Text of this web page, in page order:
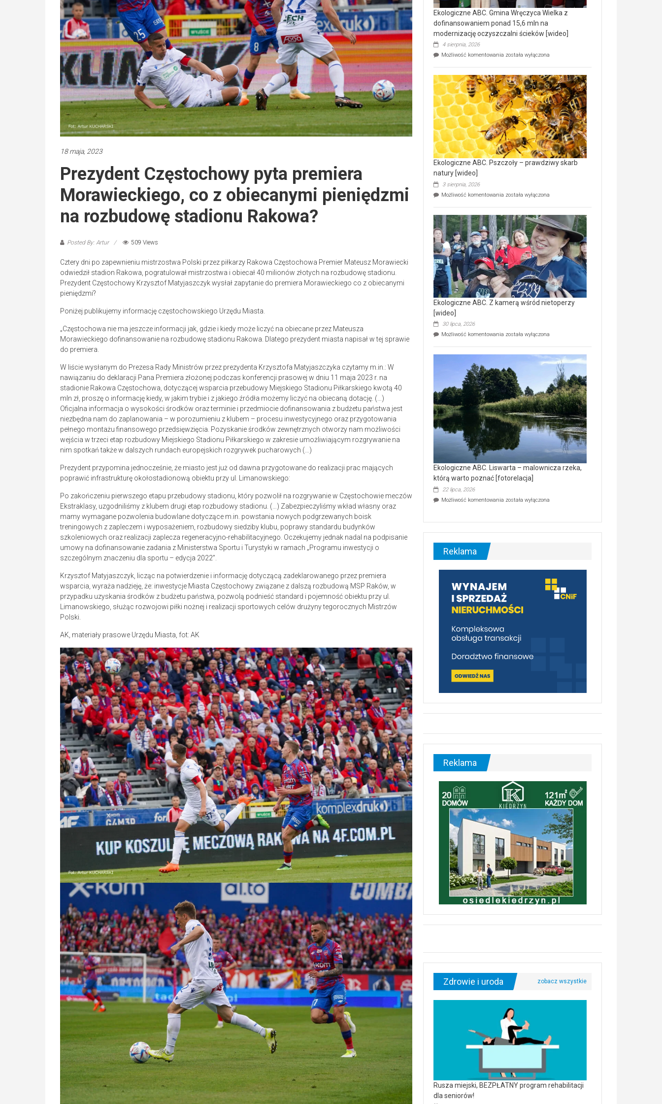
18 maja, 2023
Prezydent Częstochowy pyta premiera
Morawieckiego, co z obiecanymi pieniędzmi
na rozbudowę stadionu Rakowa?
Posted By: Artur 509 Views
Cztery dni po zapewnieniu mistrzostwa Polski przez piłkarzy Rakowa Częstochowa Premier Mateusz Morawiecki
odwiedził stadion Rakowa, pogratulował mistrzostwa i obiecał 40 milionów złotych na rozbudowę stadionu.
Prezydent Częstochowy Krzysztof Matyjaszczyk wysłał zapytanie do premiera Morawieckiego co z obiecanymi
pieniędzmi?
Poniżej publikujemy informację częstochowskiego Urzędu Miasta.
„Częstochowa nie ma jeszcze informacji jak, gdzie i kiedy może liczyć na obiecane przez Mateusza
Morawieckiego dofinansowanie na rozbudowę stadionu Rakowa. Dlatego prezydent miasta napisał w tej sprawie
do premiera.
W liście wysłanym do Prezesa Rady Ministrów przez prezydenta Krzysztofa Matyjaszczyka czytamy m.in.: W
nawiązaniu do deklaracji Pana Premiera złożonej podczas konferencji prasowej w dniu 11 maja 2023 r. na
stadionie Rakowa Częstochowa, dotyczącej wsparcia przebudowy Miejskiego Stadionu Piłkarskiego kwotą 40
mln zł, proszę o informację kiedy, w jakim trybie i z jakiego źródła możemy liczyć na obiecaną dotację. (…)
Oficjalna informacja o wysokości środków oraz terminie i przedmiocie dofinansowania z budżetu państwa jest
niezbędna nam do zaplanowania – w porozumieniu z klubem – procesu inwestycyjnego oraz przygotowania
pełnego montażu finansowego przedsięwzięcia. Pozyskanie środków zewnętrznych otworzy nam możliwości
wejścia w trzeci etap rozbudowy Miejskiego Stadionu Piłkarskiego w zakresie umożliwiającym rozgrywanie na
nim spotkań także w dalszych rundach europejskich rozgrywek pucharowych (…)
Prezydent przypomina jednocześnie, że miasto jest już od dawna przygotowane do realizacji prac mających
poprawić infrastrukturę okołostadionową obiektu przy ul. Limanowskiego:
Po zakończeniu pierwszego etapu przebudowy stadionu, który pozwolił na rozgrywanie w Częstochowie meczów
Ekstraklasy, uzgodniliśmy z klubem drugi etap rozbudowy stadionu. (…) Zabezpieczyliśmy wkład własny oraz
mamy wymagane pozwolenia budowlane dotyczące m.in. powstania nowych podgrzewanych boisk
treningowych z zapleczem i wyposażeniem, rozbudowy siedziby klubu, poprawy standardu budynków
szkoleniowych oraz realizacji zaplecza regeneracyjno-rehabilitacyjnego. Oczekujemy jednak nadal na podpisanie
umowy na dofinansowanie zadania z Ministerstwa Sportu i Turystyki w ramach „Programu inwestycji o
szczególnym znaczeniu dla sportu – edycja 2022”.
Krzysztof Matyjaszczyk, licząc na potwierdzenie i informację dotyczącą zadeklarowanego przez premiera
wsparcia, wyraża nadzieję, że: inwestycje Miasta Częstochowy związane z dalszą rozbudową MSP Raków, w
przypadku uzyskania środków z budżetu państwa, pozwolą podnieść standard i pojemność obiektu przy ul.
Limanowskiego, służąc rozwojowi piłki nożnej i realizacji sportowych celów drużyny tegorocznych Mistrzów
Polski.
AK, materiały prasowe Urzędu Miasta, fot: AK
Ekologiczne ABC. Gmina Wręczyca Wielka z
dofinansowaniem ponad 15,6 mln na
modernizację oczyszczalni ścieków [wideo]
4 sierpnia, 2026
Możliwość komentowania Ekologiczne
Wręczyca
Wielka
z
dofinansowaniem
ponad
15,6
mln
na
modernizację
oczyszczalni
ścieków
[wideo]
została wyłączona
Ekologiczne ABC. Pszczoły – prawdziwy skarb
natury [wideo]
3 sierpnia, 2026
Możliwość komentowania Ekologiczne
–
prawdziwy
skarb
natury
[wideo]
została wyłączona
Ekologiczne ABC. Z kamerą wśród nietoperzy
[wideo]
30 lipca, 2026
Możliwość komentowania Ekologiczne
wśród
nietoperzy
[wideo]
została wyłączona
Ekologiczne ABC. Liswarta – malownicza rzeka,
którą warto poznać [fotorelacja]
22 lipca, 2026
Możliwość komentowania Ekologiczne
–
malownicza
[fotorelacja]
została wyłączona
Reklama
Reklama
Zdrowie i uroda
Rusza miejski, BEZPŁATNY program rehabilitacji
dla seniorów!